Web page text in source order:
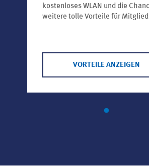
kostenloses WLAN und die
weitere tolle Vorteile für
VORTEILE ANZEIGEN